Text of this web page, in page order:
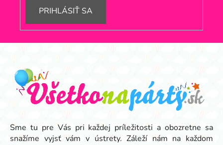
PRIHLÁSIŤ SA
Z
Sme tu pre Vás pri každej príležitosti a obozretne sa
snažíme vyjsť vám v ústrety. Záleží nám na každom